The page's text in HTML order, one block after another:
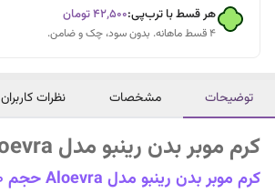
هر قسط با ترب‌پی:۴۲٬۵۰۰تومان
۴ قسط ماهانه. بدون سود، چک و ضامن.
توضیحات مشخصات نظرات کاربران
کرم موبر بدن رینبو مدل Aloevra حجم 100 :
کرم موبر بدن رینبو مدل Aloevra حجم 100